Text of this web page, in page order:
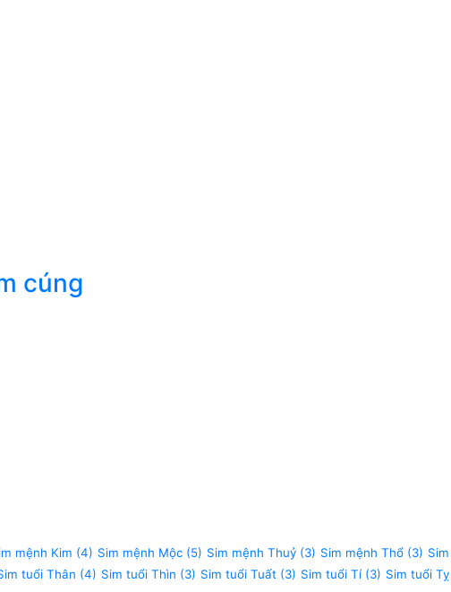
cúng
mệnh Kim (4) Sim mệnh Mộc (5) Sim mệnh Thuỷ (3) Sim mệnh Thổ (3) Sim
tuổi Thân (4) Sim tuổi Thìn (3) Sim tuổi Tuất (3) Sim tuổi Tí(3) Sim tuổi Tỵ